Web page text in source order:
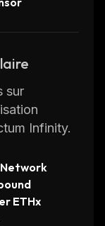
swaps
more. All
reliable
Staked
sur
Infinity.
Network
ETHx